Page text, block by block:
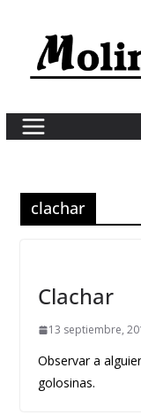
content
clachar
Clachar
13 septiembre,
Observar a
golosinas.